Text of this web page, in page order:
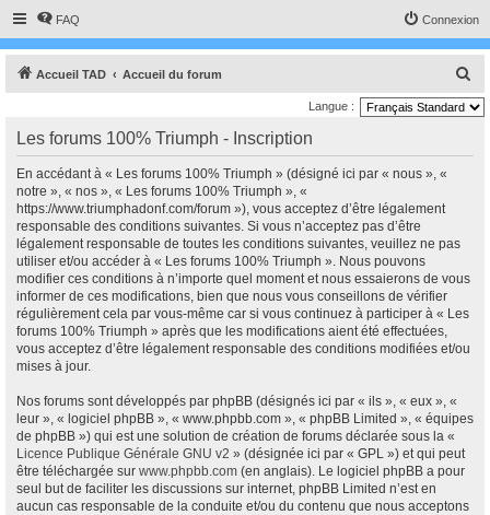
FAQ Connexion
Accueil TAD Accueil du forum
e
Langue :
Les forums 100% Triumph - Inscription
En accédant à « Les forums 100% Triumph » (désigné ici par « nous », «
notre », « nos », « Les forums 100% Triumph », «
https://www.triumphadonf.com/forum »), vous acceptez d’être légalement
responsable des conditions suivantes. Si vous n’acceptez pas d’être
légalement responsable de toutes les conditions suivantes, veuillez ne pas
utiliser et/ou accéder à « Les forums 100% Triumph ». Nous pouvons
modifier ces conditions à n’importe quel moment et nous essaierons de vous
informer de ces modifications, bien que nous vous conseillons de vérifier
régulièrement cela par vous-même car si vous continuez à participer à « Les
forums 100% Triumph » après que les modifications aient été effectuées,
vous acceptez d’être légalement responsable des conditions modifiées et/ou
mises à jour.
Nos forums sont développés par phpBB (désignés ici par « ils », « eux », «
leur », « logiciel phpBB », « www.phpbb.com », « phpBB Limited », « équipes
de phpBB ») qui est une solution de création de forums déclarée sous la «
Licence Publique Générale GNU v2 » (désignée ici par « GPL ») et qui peut
être téléchargée sur www.phpbb.com (en anglais). Le logiciel phpBB a pour
seul but de faciliter les discussions sur internet, phpBB Limited n’est en
aucun cas responsable de la conduite et/ou du contenu que nous acceptons